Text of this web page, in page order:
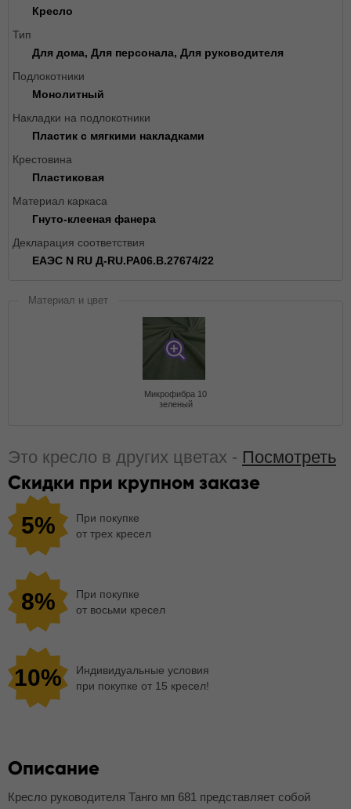
Кресло
Тип
Для дома, Для персонала, Для руководителя
Подлокотники
Монолитный
Накладки на подлокотники
Пластик с мягкими накладками
Крестовина
Пластиковая
Материал каркаса
Гнуто-клееная фанера
Декларация соответствия
ЕАЭС N RU Д-RU.РА06.В.27674/22
Материал и цвет
Микрофибра 10
зеленый
Это кресло в других цветах - Посмотреть
Скидки при крупном заказе
5%
При покупке
от трех кресел
8%
При покупке
от восьми кресел
10%
Индивидуальные условия
при покупке от 15 кресел!
Описание
Кресло руководителя Танго мп 681 представляет собой